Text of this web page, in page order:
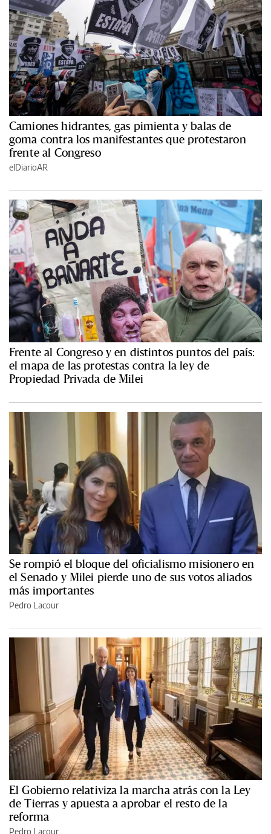
Camiones hidrantes, gas pimienta y balas de
goma contra los manifestantes que protestaron
frente al Congreso
elDiarioAR
Frente al Congreso y en distintos puntos del país:
el mapa de las protestas contra la ley de
Propiedad Privada de Milei
Se rompió el bloque del oficialismo misionero en
el Senado y Milei pierde uno de sus votos aliados
más importantes
Pedro Lacour
El Gobierno relativiza la marcha atrás con la Ley
de Tierras y apuesta a aprobar el resto de la
reforma
Pedro Lacour